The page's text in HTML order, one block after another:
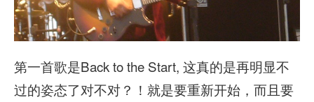
第一首歌是Back to the Start, 这真的是再明显不
过的姿态了对不对？！就是要重新开始，而且要